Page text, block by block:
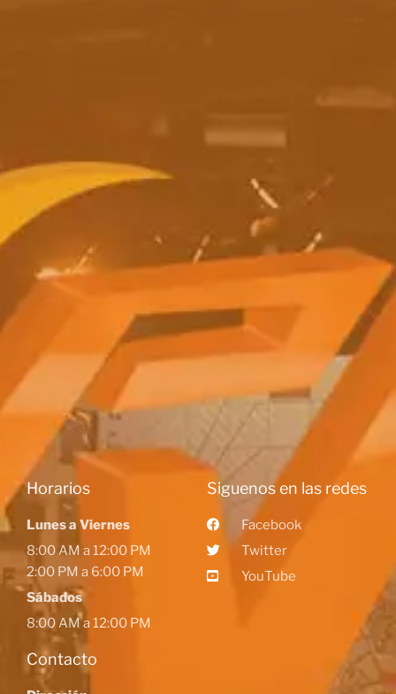
Horarios
Lunes a Viernes
8:00 AM a 12:00 PM
2:00 PM a 6:00 PM
Sábados
8:00 AM a 12:00 PM
Contacto
Siguenos en las redes
Facebook
Twitter
YouTube